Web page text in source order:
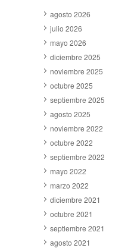
agosto 2026
julio 2026
mayo 2026
diciembre 2025
noviembre 2025
octubre 2025
septiembre 2025
agosto 2025
noviembre 2022
octubre 2022
septiembre 2022
mayo 2022
marzo 2022
diciembre 2021
octubre 2021
septiembre 2021
agosto 2021